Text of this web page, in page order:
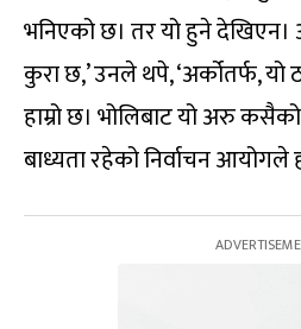
भनिएको छ। तर यो हुने
कुरा छ,’ उनले थपे, ‘अर्कोतर्फ, यो
हाम्रो छ। भोलिबाट यो अरु
बाध्यता रहेको निर्वाचन आयोगले